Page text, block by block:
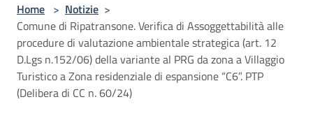
Home > Notizie >
Comune di Ripatransone. Verifica di Assoggettabilità alle
procedure di valutazione ambientale strategica (art. 12
D.Lgs n.152/06) della variante al PRG da zona a Villaggio
Turistico a Zona residenziale di espansione “C6”. PTP
(Delibera di CC n. 60/24)